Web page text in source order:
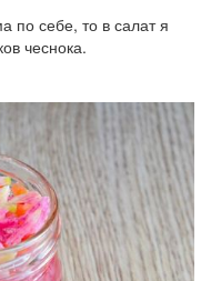
по себе, то в салат я
чеснока.